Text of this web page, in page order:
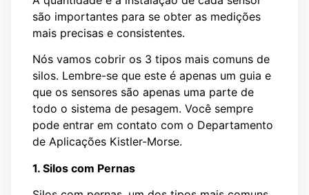
são importantes para se obter as medições
mais precisas e consistentes.
Nós vamos cobrir os 3 tipos mais comuns de
silos. Lembre-se que este é apenas um guia e
que os sensores são apenas uma parte de
todo o sistema de pesagem. Você sempre
pode entrar em contato com o Departamento
de Aplicações Kistler-Morse.
1. Silos com Pernas